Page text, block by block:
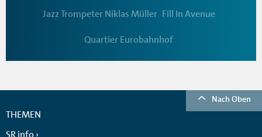
Jazz Trompeter Niklas Müller Fill In Avenue
Quartier Eurobahnhof
Nach Oben
THEMEN
SR info